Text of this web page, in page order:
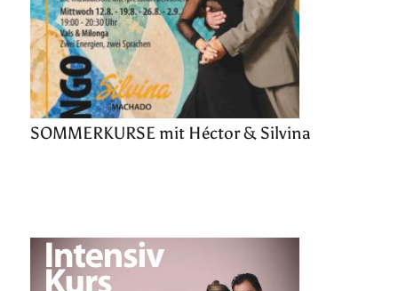
SOMMERKURSE mit Héctor & Silvina